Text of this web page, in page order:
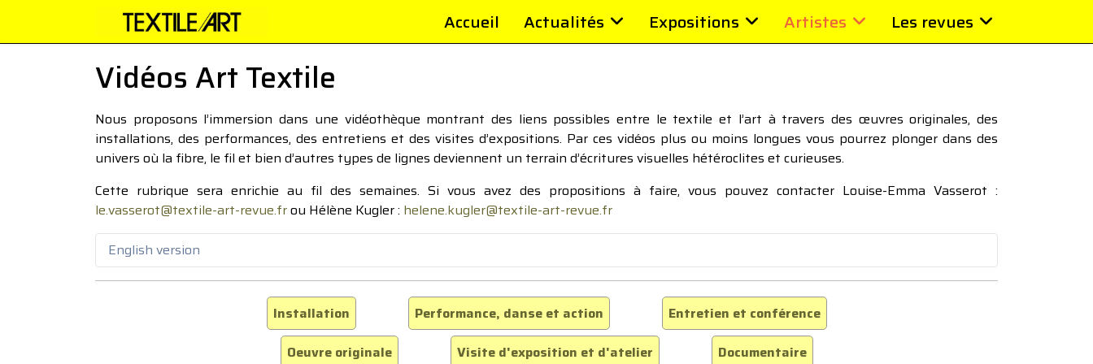
Accueil Actualités Expositions Artistes Les revues
Vidéos Art Textile
Nous proposons l’immersion dans une vidéothèque montrant des liens possibles entre le textile et l’art à travers des œuvres originales, des
installations, des performances, des entretiens et des visites d’expositions. Par ces vidéos plus ou moins longues vous pourrez plonger dans des
univers où la fibre, le fil et bien d’autres types de lignes deviennent un terrain d’écritures visuelles hétéroclites et curieuses.
Cette rubrique sera enrichie au fil des semaines. Si vous avez des propositions à faire, vous pouvez contacter Louise-Emma Vasserot :
le.vasserot@textile-art-revue.frou Hélène Kugler : helene.kugler@textile-art-revue.fr
English version
Installation Performance, danse et action
Entretien et conférence
Oeuvre originale
Visite d'exposition et d'atelier Documentaire